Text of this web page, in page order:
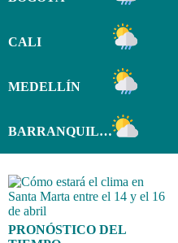
CALI
MEDELLÍN
BARRANQUILLA
PRONÓSTICO DEL